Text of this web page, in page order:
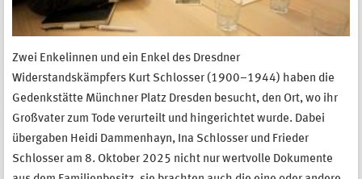
Zwei Enkelinnen und ein Enkel des Dresdner
Widerstandskämpfers Kurt Schlosser (1900–1944) haben die
Gedenkstätte Münchner Platz Dresden besucht, den Ort, wo ihr
Großvater zum Tode verurteilt und hingerichtet wurde. Dabei
übergaben Heidi Dammenhayn, Ina Schlosser und Frieder
Schlosser am 8. Oktober 2025 nicht nur wertvolle Dokumente